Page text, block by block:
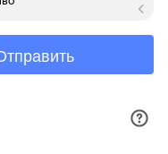
запчастей,
защищены